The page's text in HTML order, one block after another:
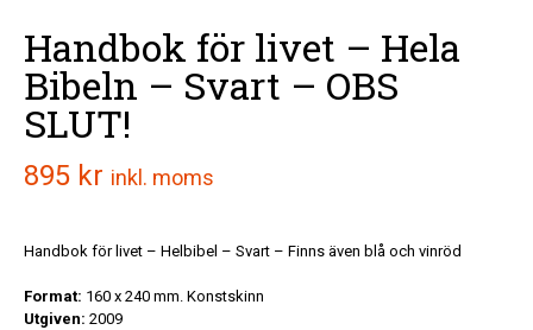
Handbok för livet – Hela
Bibeln – Svart – OBS
SLUT!
895 kr inkl. moms
Handbok för livet – Helbibel – Svart – Finns även blå och vinröd
Format: 160 x 240 mm. Konstskinn
Utgiven: 2009